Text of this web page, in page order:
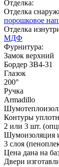
Д-36 46 30
Д-36 С
Отделка:
Отделка
порошковое
Отделка
МДФ
Фурнитура:
Замок верхний
Бордер ЗВ4-31
Глазок
200°
Ручка
Armadillo
Контуры
2 или 3 шт.
Шумоизоляция
3 слоя
Цена дана на
Двери